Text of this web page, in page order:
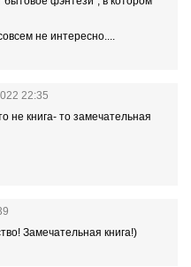
не интересно....
22:35
не книга- то замечательная
Замечательная книга!)